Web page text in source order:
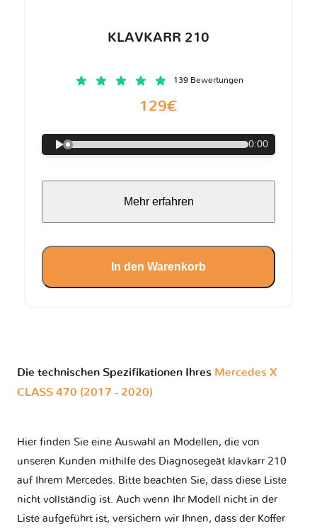
KLAVKARR 210
139 Bewertungen
129€
0:00
Mehr erfahren
In den Warenkorb
Die technischen Spezifikationen Ihres Mercedes X
CLASS 470 (2017 - 2020)
Hier finden Sie eine Auswahl an Modellen, die von
unseren Kunden mithilfe des Diagnosegeät klavkarr 210
auf Ihrem Mercedes. Bitte beachten Sie, dass diese Liste
nicht vollständig ist. Auch wenn Ihr Modell nicht in der
Liste aufgeführt ist, versichern wir Ihnen, dass der Koffer